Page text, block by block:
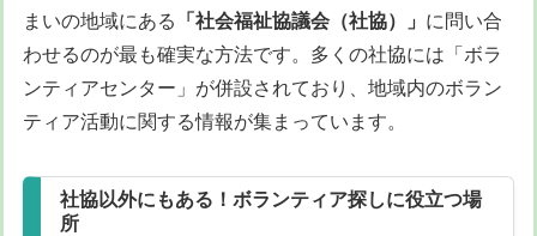
まいの地域にある 「社会福祉協議会（社協）」 に問い合
わせるのが最も確実な方法です。多くの社協には「ボラ
ンティアセンター」が併設されており、地域内のボラン
ティア活動に関する情報が集まっています。
社協以外にもある！ボランティア探しに役立つ場
所